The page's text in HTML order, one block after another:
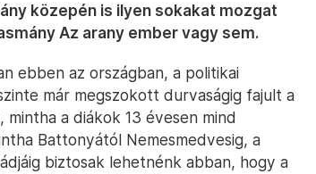
közepén is ilyen sokakat mozgat
Az arany ember vagy sem.
ebben az országban, a politikai
már megszokott durvaságig fajult a
mintha a diákok 13 évesen mind
Battonyától Nemesmedvesig, a
biztosak lehetnénk abban, hogy a